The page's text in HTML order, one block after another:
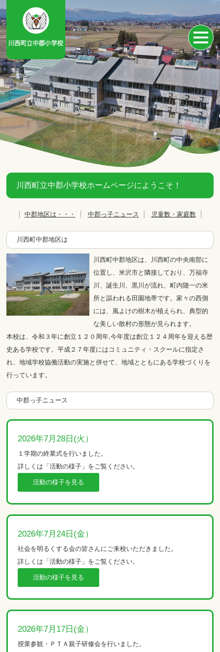
川西町立中郡小学校ホームページにようこそ！
中郡地区は・・・ 中郡っ子ニュース 児童数・家庭数
川西町中郡地区は
川西町中郡地区は、川西町の中央南部に
位置し、米沢市と隣接しており、万福寺
川、誕生川、黒川が流れ、町内随一の米
所と謳われる田園地帯です。家々の西側
には、風よけの樹木が植えられ、典型的
な美しい散村の形態が見られます。
本校は、令和３年に創立１２０周年,今年度は創立１２４周年を迎える歴
史ある学校です。平成２７年度にはコミュニティ・スクールに指定さ
れ、地域学校協働活動の実施と併せて、地域とともにある学校づくりを
行っています。
中郡っ子ニュース
2026年7月28日(火）
１学期の終業式を行いました。
詳しくは「活動の様子」をご覧ください。
活動の様子を見る
2026年7月24日(金）
社会を明るくする会の皆さんにご来校いただきました。
詳しくは「活動の様子」をご覧ください。
活動の様子を見る
2026年7月17日(金）
授業参観・ＰＴＡ親子研修会を行いました。